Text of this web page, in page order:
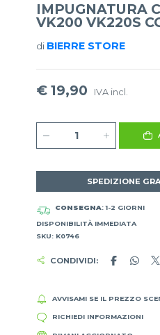
IMPUGNATURA
VK200 VK220S
di BIERRE STORE
€ 19,90 IVA incl.
SPEDIZIONE
CONSEGNA: 1-2 GIORNI
DISPONIBILITÀ IMMEDIATA
SKU: K0746
CONDIVIDI:
AVVISAMI SE IL PREZZO
RICHIEDI INFORMAZIONI